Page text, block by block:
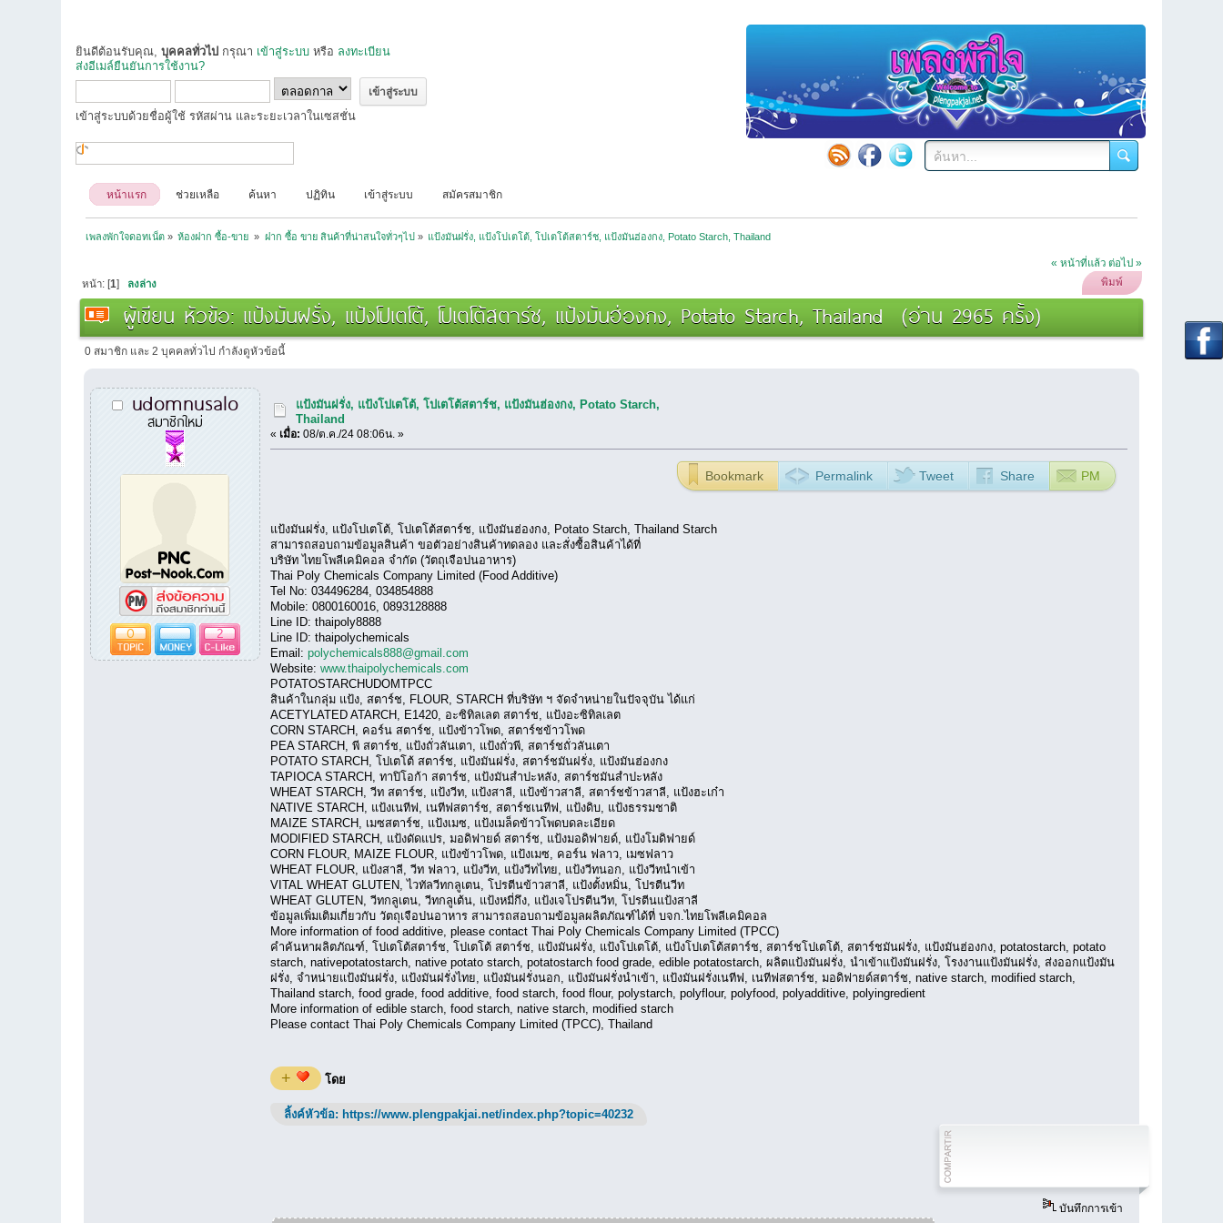
ยินดีต้อนรับคุณ,บุคคลทั่วไป กรุณา เข้าสู่ระบบ หรือ ลงทะเบียน
ส่งอีเมล์ยืนยันการใช้งาน?
เข้าสู่ระบบด้วยชื่อผู้ใช้ รหัสผ่าน และระยะเวลาในเซสชั่น
หน้าแรก ช่วยเหลือ ค้นหา ปฏิทิน เข้าสู่ระบบ สมัครสมาชิก
เพลงพักใจดอทเน็ต» ห้องฝาก ซื้อ-ขาย » ฝาก ซื้อ ขาย สินค้าที่น่าสนใจทั่วๆไป » แป้งมันฝรั่ง, แป้งโปเตโต้, โปเตโต้สตาร์ช, แป้งมันฮ่องกง, Potato Starch, Thailand
« หน้าที่แล้ว ต่อไป »
พิมพ์
หน้า: [1] ลงล่าง
ผู้เขียน หัวข้อ: แป้งมันฝรั่ง, แป้งโปเตโต้, โปเตโต้สตาร์ช, แป้งมันฮ่องกง, Potato Starch, Thailand (อ่าน 2965 ครั้ง)
0 สมาชิก และ 2 บุคคลทั่วไป กำลังดูหัวข้อนี้
udomnusalo
สมาชิกใหม่
0 2
แป้งมันฝรั่ง, แป้งโปเตโต้, โปเตโต้สตาร์ช, แป้งมันฮ่องกง, Potato Starch,
Thailand
« เมื่อ: 08/ต.ค./24 08:06น. »
Bookmark Permalink Tweet Share PM
แป้งมันฝรั่ง, แป้งโปเตโต้, โปเตโต้สตาร์ช, แป้งมันฮ่องกง, Potato Starch, Thailand Starch
สามารถสอบถามข้อมูลสินค้า ขอตัวอย่างสินค้าทดลอง และสั่งซื้อสินค้าได้ที่
บริษัท ไทยโพลีเคมิคอล จำกัด (วัตถุเจือปนอาหาร)
Thai Poly Chemicals Company Limited (Food Additive)
Tel No: 034496284, 034854888
Mobile: 0800160016, 0893128888
Line ID: thaipoly8888
Line ID: thaipolychemicals
Email: polychemicals888@gmail.com
Website: www.thaipolychemicals.com
POTATOSTARCHUDOMTPCC
สินค้าในกลุ่ม แป้ง, สตาร์ช, FLOUR, STARCH ที่บริษัท ฯ จัดจำหน่ายในปัจจุบัน ได้แก่
ACETYLATED ATARCH, E1420, อะซิทิลเลต สตาร์ช, แป้งอะซิทิลเลต
CORN STARCH, คอร์น สตาร์ช, แป้งข้าวโพด, สตาร์ชข้าวโพด
PEA STARCH, พี สตาร์ช, แป้งถั่วลันเตา, แป้งถั่วพี, สตาร์ชถั่วลันเตา
POTATO STARCH, โปเตโต้ สตาร์ช, แป้งมันฝรั่ง, สตาร์ชมันฝรั่ง, แป้งมันฮ่องกง
TAPIOCA STARCH, ทาปิโอก้า สตาร์ช, แป้งมันสำปะหลัง, สตาร์ชมันสำปะหลัง
WHEAT STARCH, วีท สตาร์ช, แป้งวีท, แป้งสาลี, แป้งข้าวสาลี, สตาร์ชข้าวสาลี, แป้งฮะเก๋า
NATIVE STARCH, แป้งเนทีฟ, เนทีฟสตาร์ช, สตาร์ชเนทีฟ, แป้งดิบ, แป้งธรรมชาติ
MAIZE STARCH, เมซสตาร์ช, แป้งเมซ, แป้งเมล็ดข้าวโพดบดละเอียด
MODIFIED STARCH, แป้งดัดแปร, มอดิฟายด์ สตาร์ช, แป้งมอดิฟายด์, แป้งโมดิฟายด์
CORN FLOUR, MAIZE FLOUR, แป้งข้าวโพด, แป้งเมซ, คอร์น ฟลาว, เมซฟลาว
WHEAT FLOUR, แป้งสาลี, วีท ฟลาว, แป้งวีท, แป้งวีทไทย, แป้งวีทนอก, แป้งวีทนำเข้า
VITAL WHEAT GLUTEN, ไวทัลวีทกลูเตน, โปรตีนข้าวสาลี, แป้งตั้งหมิ่น, โปรตีนวีท
WHEAT GLUTEN, วีทกลูเตน, วีทกลูเต้น, แป้งหมี่กึง, แป้งเจโปรตีนวีท, โปรตีนแป้งสาลี
ข้อมูลเพิ่มเติมเกี่ยวกับ วัตถุเจือปนอาหาร สามารถสอบถามข้อมูลผลิตภัณฑ์ได้ที่ บจก.ไทยโพลีเคมิคอล
More information of food additive, please contact Thai Poly Chemicals Company Limited (TPCC)
คำค้นหาผลิตภัณฑ์, โปเตโต้สตาร์ช, โปเตโต้ สตาร์ช, แป้งมันฝรั่ง, แป้งโปเตโต้, แป้งโปเตโต้สตาร์ช, สตาร์ชโปเตโต้, สตาร์ชมันฝรั่ง, แป้งมันฮ่องกง, potatostarch, potato
starch, nativepotatostarch, native potato starch, potatostarch food grade, edible potatostarch, ผลิตแป้งมันฝรั่ง, นำเข้าแป้งมันฝรั่ง, โรงงานแป้งมันฝรั่ง, ส่งออกแป้งมัน
ฝรั่ง, จำหน่ายแป้งมันฝรั่ง, แป้งมันฝรั่งไทย, แป้งมันฝรั่งนอก, แป้งมันฝรั่งนำเข้า, แป้งมันฝรั่งเนทีฟ, เนทีฟสตาร์ช, มอดิฟายด์สตาร์ช, native starch, modified starch,
Thailand starch, food grade, food additive, food starch, food flour, polystarch, polyflour, polyfood, polyadditive, polyingredient
More information of edible starch, food starch, native starch, modified starch
Please contact Thai Poly Chemicals Company Limited (TPCC), Thailand
+ โดย
ลิ้งค์หัวข้อ: https://www.plengpakjai.net/index.php?topic=40232
บันทึกการเข้า